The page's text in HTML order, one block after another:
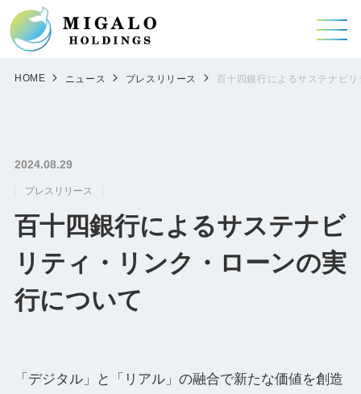
HOME ニュース プレスリリース 百十四銀行によるサステナビ
2024.08.29
プレスリリース
百十四銀行によるサステナビ
リティ・リンク・ローンの実
行について
「デジタル」と「リアル」の融合で新たな価値を創造